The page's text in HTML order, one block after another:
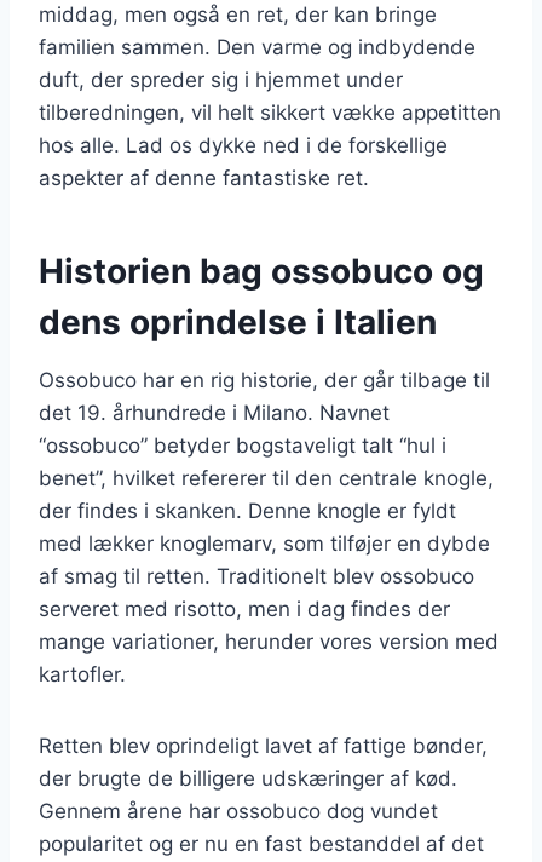
middag, men også en ret, der kan bringe
familien sammen. Den varme og indbydende
duft, der spreder sig i hjemmet under
tilberedningen, vil helt sikkert vække appetitten
hos alle. Lad os dykke ned i de forskellige
aspekter af denne fantastiske ret.
Historien bag ossobuco og
dens oprindelse i Italien
Ossobuco har en rig historie, der går tilbage til
det 19. århundrede i Milano. Navnet
“ossobuco” betyder bogstaveligt talt “hul i
benet”, hvilket refererer til den centrale knogle,
der findes i skanken. Denne knogle er fyldt
med lækker knoglemarv, som tilføjer en dybde
af smag til retten. Traditionelt blev ossobuco
serveret med risotto, men i dag findes der
mange variationer, herunder vores version med
kartofler.
Retten blev oprindeligt lavet af fattige bønder,
der brugte de billigere udskæringer af kød.
Gennem årene har ossobuco dog vundet
popularitet og er nu en fast bestanddel af det